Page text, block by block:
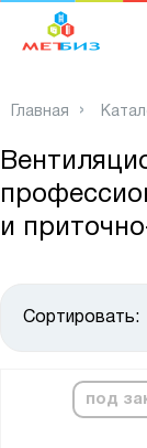
Главная
и
Сортировать:
под